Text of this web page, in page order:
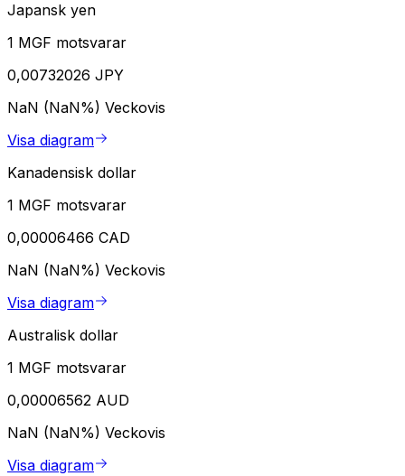
Japansk yen
1 MGF motsvarar
0,00732026 JPY
NaN (NaN%) Veckovis
Visa diagram
Kanadensisk dollar
1 MGF motsvarar
0,00006466 CAD
NaN (NaN%) Veckovis
Visa diagram
Australisk dollar
1 MGF motsvarar
0,00006562 AUD
NaN (NaN%) Veckovis
Visa diagram